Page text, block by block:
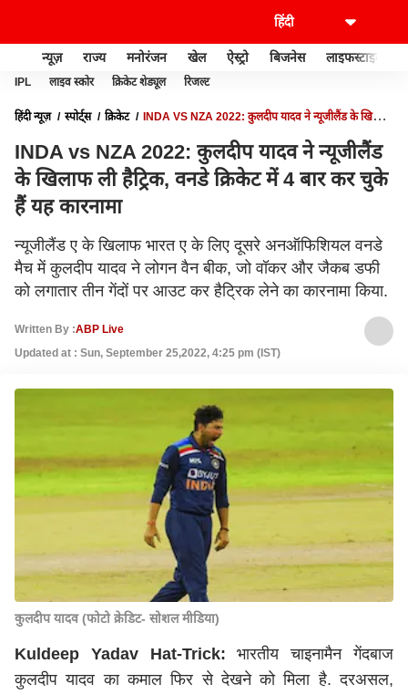
न्यूज़ राज्य मनोरंजन खेल ऐस्ट्रो बिजनेस लाइफस्टाइल
IPL लाइव स्कोर क्रिकेट शेड्यूल रिजल्ट
हिंदी न्यूज़ स्पोर्ट्स क्रिकेट
INDA VS NZA 2022: कुलदीप यादव ने न्यूजीलैंड के खिलाफ
INDA vs NZA 2022: कुलदीप यादव ने न्यूजीलैंड
के खिलाफ ली हैट्रिक, वनडे क्रिकेट में 4 बार कर चुके
हैं यह कारनामा
न्यूजीलैंड ए के खिलाफ भारत ए के लिए दूसरे अनऑफिशियल वनडे
मैच में कुलदीप यादव ने लोगन वैन बीक, जो वॉकर और जैकब डफी
को लगातार तीन गेंदों पर आउट कर हैट्रिक लेने का कारनामा किया.
Written By :ABP Live
Updated at : Sun, September 25,2022, 4:25 pm (IST)
कुलदीप यादव (फोटो क्रेडिट- सोशल मीडिया)
Kuldeep Yadav Hat-Trick: भारतीय चाइनामैन गेंदबाज
कुलदीप यादव का कमाल फिर से देखने को मिला है. दरअसल,